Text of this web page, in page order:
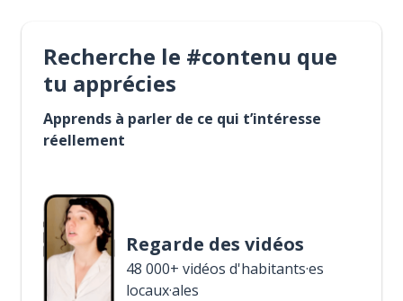
Recherche le #contenu que
tu apprécies
Apprends à parler de ce qui t’intéresse
réellement
Regarde des vidéos
48 000+ vidéos d'habitants·es
locaux·ales